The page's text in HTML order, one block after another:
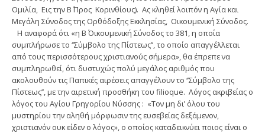
Ομιλία, Εις την Β΄ Προς Κορινθίους). Ας κληθεί λοιπόν η Αγία και
Μεγάλη Σύνοδος της Ορθόδοξης Εκκλησίας, Οικουμενική Σύνοδος.
Η αναφορά ότι «η Β΄ Οικουμενική Σύνοδος το 381, η οποία
συμπλήρωσε το ‘’Σύμβολο της Πίστεως’’, το οποίο απαγγέλλεται
από τους περισσότερους χριστιανούς σήμερα», θα έπρεπε να
συμπληρωθεί, ότι δυστυχώς πολύ μεγάλος αριθμός που
ακολουθούν τις Παπικές αιρέσεις απαγγέλουν το ‘’Σύμβολο της
Πίστεως’’, με την αιρετική προσθήκη του filioque. Λόγος ακριβείας ο
λόγος του Αγίου Γρηγορίου Νύσσης : «Toν μη δι’ όλου του
μυστηρίου την αληθή μόρφωσιν της ευσεβείας δεξάμενον,
χριστιανόν ουκ είδεν ο λόγος», ο οποίος καταδεικνύει ποιος είναι ο